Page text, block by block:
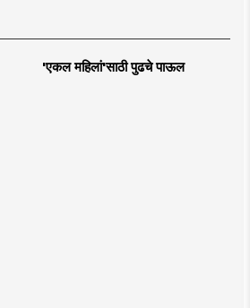
'एकल महिलां'साठी पुढचे पाऊल